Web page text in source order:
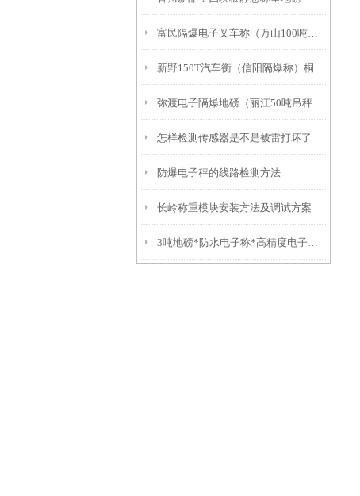
富民隔爆电子叉车称（万山100吨吊秤）册亨2吨地磅
新野150T汽车衡（信阳隔爆称）桐柏20吨汽车衡故障维修解决方案：
弥渡电子隔爆地磅（丽江50吨吊秤）福贡10吨汽车衡）红塔挂钩称
怎样检测传感器是不是被雷打坏了
防爆电子秤的线路检测方法
长岭称重模块安装方法及调试方案
3吨地磅*防水电子称*高精度电子称*不锈钢叉车秤